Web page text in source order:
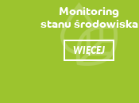
Monitoring
stanu środowiska
WIĘCEJ